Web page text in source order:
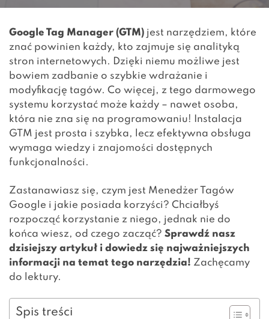
Google Tag Manager (GTM) jest narzędziem, które
znać powinien każdy, kto zajmuje się analityką
stron internetowych. Dzięki niemu możliwe jest
bowiem zadbanie o szybkie wdrażanie i
modyfikację tagów. Co więcej, z tego darmowego
systemu korzystać może każdy – nawet osoba,
która nie zna się na programowaniu! Instalacja
GTM jest prosta i szybka, lecz efektywna obsługa
wymaga wiedzy i znajomości dostępnych
funkcjonalności.
Zastanawiasz się, czym jest Menedżer Tagów
Google i jakie posiada korzyści? Chciałbyś
rozpocząć korzystanie z niego, jednak nie do
końca wiesz, od czego zacząć? Sprawdź nasz
dzisiejszy artykuł i dowiedz się najważniejszych
informacji na temat tego narzędzia! Zachęcamy
do lektury.
Spis treści